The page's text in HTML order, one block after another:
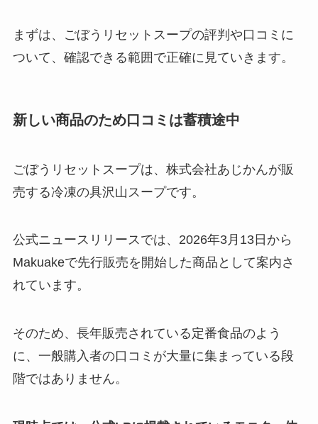
まずは、ごぼうリセットスープの評判や口コミに
ついて、確認できる範囲で正確に見ていきます。
新しい商品のため口コミは蓄積途中
ごぼうリセットスープは、株式会社あじかんが販
売する冷凍の具沢山スープです。
公式ニュースリリースでは、2026年3月13日から
Makuakeで先行販売を開始した商品として案内さ
れています。
そのため、長年販売されている定番食品のよう
に、一般購入者の口コミが大量に集まっている段
階ではありません。